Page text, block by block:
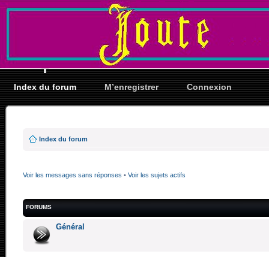
Index du forum M’enregistrer Connexion
Index du forum
Voir les messages sans réponses • Voir les sujets actifs
FORUMS
Général